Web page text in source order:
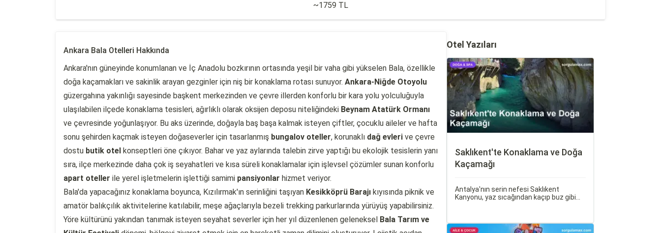
~1759 TL
Ankara Bala Otelleri Hakkında
Ankara'nın güneyinde konumlanan ve İç Anadolu bozkırının ortasında yeşil bir vaha gibi yükselen Bala, özellikle
doğa kaçamakları ve sakinlik arayan gezginler için niş bir konaklama rotası sunuyor. Ankara-Niğde Otoyolu
güzergahına yakınlığı sayesinde başkent merkezinden ve çevre illerden konforlu bir kara yolu yolculuğuyla
ulaşılabilen ilçede konaklama tesisleri, ağırlıklı olarak oksijen deposu niteliğindeki Beynam Atatürk Ormanı
ve çevresinde yoğunlaşıyor. Bu aks üzerinde, doğayla baş başa kalmak isteyen çiftler, çocuklu aileler ve hafta
sonu şehirden kaçmak isteyen doğaseverler için tasarlanmış bungalov oteller, korunaklı dağ evleri ve çevre
dostu butik otel konseptleri öne çıkıyor. Bahar ve yaz aylarında talebin zirve yaptığı bu ekolojik tesislerin yanı
sıra, ilçe merkezinde daha çok iş seyahatleri ve kısa süreli konaklamalar için işlevsel çözümler sunan konforlu
apart oteller ile yerel işletmelerin işlettiği samimi pansiyonlar hizmet veriyor.
Bala'da yapacağınız konaklama boyunca, Kızılırmak'ın serinliğini taşıyan Kesikköprü Barajı kıyısında piknik ve
amatör balıkçılık aktivitelerine katılabilir, meşe ağaçlarıyla bezeli trekking parkurlarında yürüyüş yapabilirsiniz.
Yöre kültürünü yakından tanımak isteyen seyahat severler için her yıl düzenlenen geleneksel Bala Tarım ve
Otel Yazıları
Saklıkent'te Konaklama ve Doğa
Kaçamağı
Antalya'nın serin nefesi Saklıkent
Kanyonu, yaz sıcağından kaçıp buz gibi
kaya duvarları arasından akan dağ suyu,